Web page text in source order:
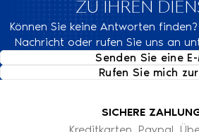
ZU IHREN
Können Sie keine Antworten
Nachricht oder rufen Sie uns an
Senden Sie eine
Rufen Sie mich
SICHERE